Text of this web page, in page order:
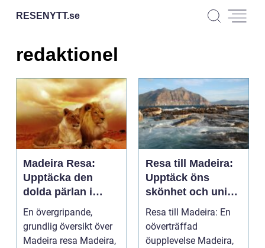
RESENYTT.se
redaktionel
Madeira Resa:
Upptäcka den
dolda pärlan i
Atlanten
En övergripande,
grundlig översikt över
Madeira resa Madeira,
Resa till Madeira:
Upptäck öns
skönhet och unika
upplevelser
Resa till Madeira: En
oöverträffad
öupplevelse Madeira,